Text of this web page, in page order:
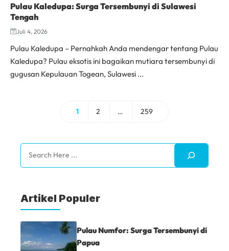
Pulau Kaledupa: Surga Tersembunyi di Sulawesi
Tengah
Juli 4, 2026
Pulau Kaledupa – Pernahkah Anda mendengar tentang Pulau
Kaledupa? Pulau eksotis ini bagaikan mutiara tersembunyi di
gugusan Kepulauan Togean, Sulawesi ...
Halaman
1 Halaman
2 … Halaman
259
Search
Artikel Populer
Pulau Numfor: Surga Tersembunyi di
Papua